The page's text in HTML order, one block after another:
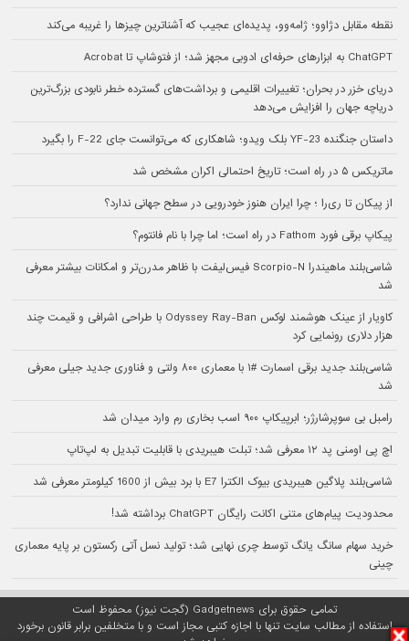
نقطه مقابل دژاوو؛ ژامه‌وو، پدیده‌ای عجیب که آشناترین چیزها را غریبه می‌کند
ChatGPT به ابزارهای حرفه‌ای ادوبی مجهز شد؛ از فتوشاپ تا Acrobat
دریای خزر در بحران؛ تغییرات اقلیمی و برداشت‌های گسترده خطر نابودی بزرگ‌ترین
دریاچه جهان را افزایش می‌دهد
داستان جنگنده YF-23 بلک ویدو؛ شاهکاری که می‌توانست جای F-22 را بگیرد
ماتریکس ۵ در راه است؛ تاریخ احتمالی اکران مشخص شد
از پیکان تا ری‌را ؛ چرا ایران هنوز خودرویی در سطح جهانی ندارد؟
پیکاپ برقی فورد Fathom در راه است؛ اما چرا با نام فانتوم؟
شاسی‌بلند ماهیندرا Scorpio-N فیس‌لیفت با ظاهر مدرن‌تر و امکانات بیشتر معرفی
شد
کاویار از عینک هوشمند لوکس Odyssey Ray-Ban با طراحی اشرافی و قیمت چند
هزار دلاری رونمایی کرد
شاسی‌بلند جدید برقی اسمارت #۱ با معماری ۸۰۰ ولتی و فناوری جدید جیلی معرفی
شد
رامبل بی سوپرشارژر؛ ابرپیکاپ ۹۰۰ اسب بخاری رم وارد میدان شد
اچ پی اومنی پد ۱۲ معرفی شد؛ تبلت هیبریدی با قابلیت تبدیل به لپ‌تاپ
شاسی‌بلند پلاگین هیبریدی بیوک الکترا E7 با برد بیش از 1600 کیلومتر معرفی شد
محدودیت پیام‌های متنی اکانت رایگان ChatGPT برداشته شد!
خرید سهام سانگ‌ یانگ توسط چری نهایی شد؛ تولید نسل آتی رکستون بر پایه معماری
چینی
تمامی حقوق برای Gadgetnews (گجت نیوز) محفوظ است
استفاده از مطالب سایت تنها با اجازه کتبی مجاز است و با متخلفین برابر قانون برخورد